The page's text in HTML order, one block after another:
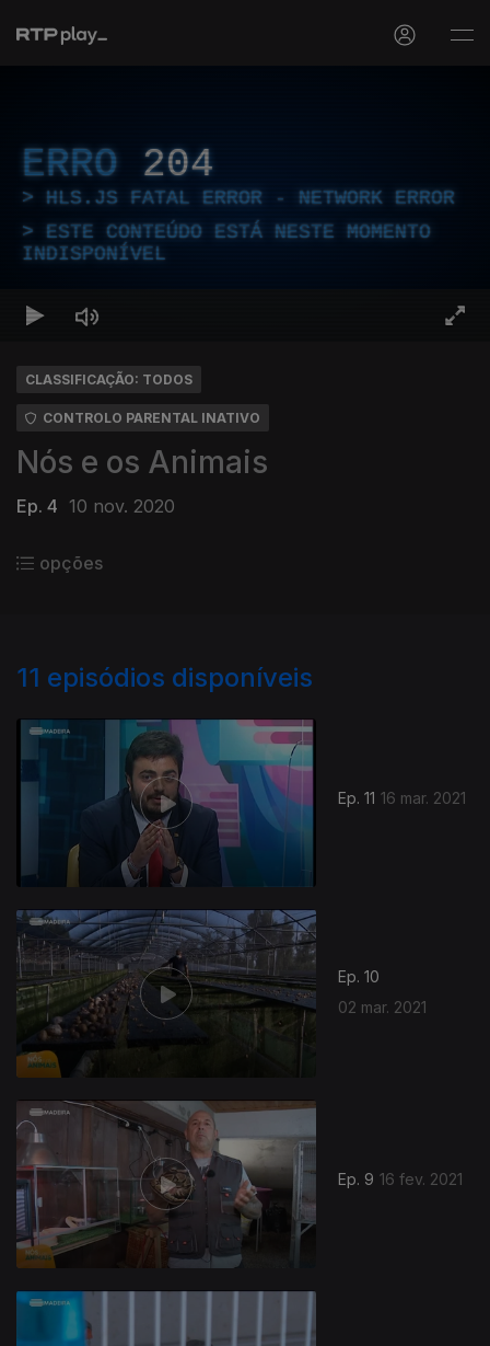
ERRO 204
HLS.JS FATAL ERROR - NETWORK ERROR
ESTE CONTEÚDO ESTÁ NESTE MOMENTO
INDISPONÍVEL
CLASSIFICAÇÃO: TODOS
CONTROLO PARENTAL INATIVO
Nós e os Animais
Ep. 4 10 nov. 2020
opções
11 episódios disponíveis
Ep. 11 16 mar. 2021
Ep. 10
02 mar. 2021
Ep. 9 16 fev. 2021